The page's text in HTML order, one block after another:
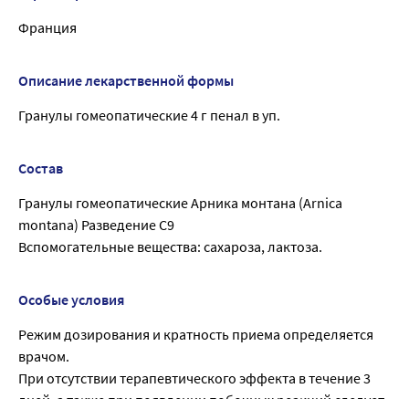
Франция
Описание лекарственной формы
Гранулы гомеопатические 4 г пенал в уп.
Состав
Гранулы гомеопатические Арника монтана (Arnica
montana) Разведение C9
Вспомогательные вещества: сахароза, лактоза.
Особые условия
Режим дозирования и кратность приема определяется
врачом.
При отсутствии терапевтического эффекта в течение 3